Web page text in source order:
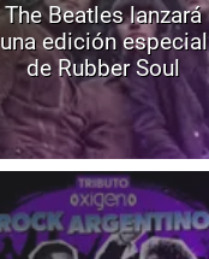
The Beatles lanzará
una edición especial
de Rubber Soul